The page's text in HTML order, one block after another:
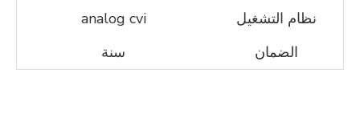
نظام التشغيل
analog cvi
الضمان
سنة